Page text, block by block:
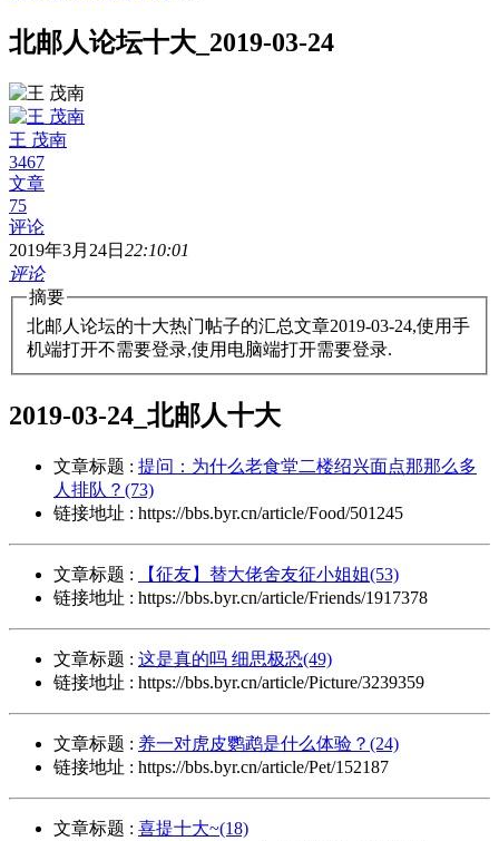
北邮人论坛十大_2019-03-24
王 茂南
3467
文章
75
评论
2019年3月24日 22:10:01
评论
摘要
北邮人论坛的十大热门帖子的汇总文章2019-03-24,使用手
机端打开不需要登录,使用电脑端打开需要登录.
2019-03-24_北邮人十大
文章标题 : 提问：为什么老食堂二楼绍兴面点那那么多
人排队？(73)
链接地址 : https://bbs.byr.cn/article/Food/501245
文章标题 :
【征友】替大佬舍友征小姐姐(53)
链接地址 : https://bbs.byr.cn/article/Friends/1917378
文章标题 : 这是真的吗 细思极恐(49)
链接地址 : https://bbs.byr.cn/article/Picture/3239359
文章标题 : 养一对虎皮鹦鹉是什么体验？(24)
链接地址 : https://bbs.byr.cn/article/Pet/152187
文章标题 : 喜提十大~(18)